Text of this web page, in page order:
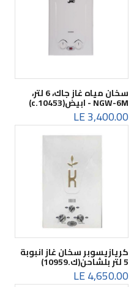
سخان مياه غاز جاك، 6 لتر،
NGW-6M - ابيض(c.10453)
3,400.00 LE
كريازيسوبر سخان غاز انبوبة
5 لتر بلشاحن(ك.10959)
4,650.00 LE